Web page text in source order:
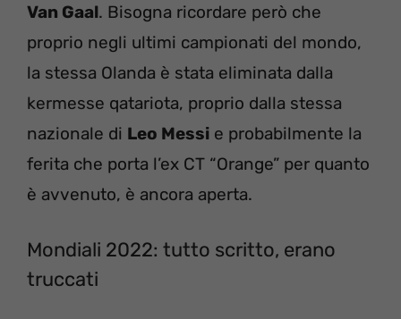
Van Gaal. Bisogna ricordare però che
proprio negli ultimi campionati del mondo,
la stessa Olanda è stata eliminata dalla
kermesse qatariota, proprio dalla stessa
nazionale di Leo Messi e probabilmente la
ferita che porta l’ex CT “Orange” per quanto
è avvenuto, è ancora aperta.
Mondiali 2022: tutto scritto, erano
truccati